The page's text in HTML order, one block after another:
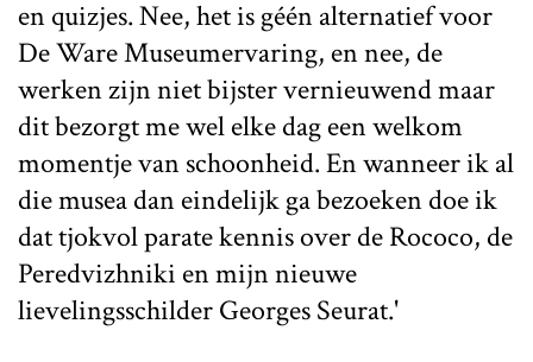
en quizjes. Nee, het is géén alternatief voor
De Ware Museumervaring, en nee, de
werken zijn niet bijster vernieuwend maar
dit bezorgt me wel elke dag een welkom
momentje van schoonheid. En wanneer ik al
die musea dan eindelijk ga bezoeken doe ik
dat tjokvol parate kennis over de Rococo, de
Peredvizhniki en mijn nieuwe
lievelingsschilder Georges Seurat.'